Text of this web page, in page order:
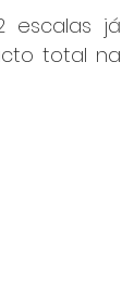
escalas já
total na